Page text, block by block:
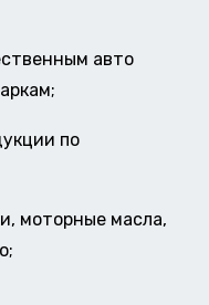
авто
по
моторные масла,